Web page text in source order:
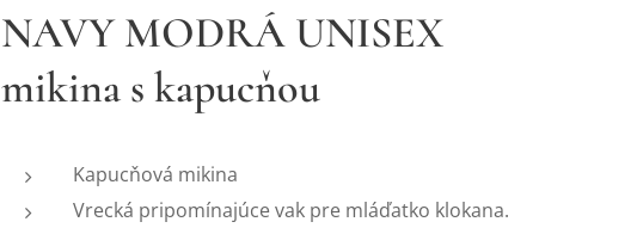
NAVY MODRÁ UNISEX
mikina s kapucňou
Kapucňová mikina
Vrecká pripomínajúce vak pre mláďatko klokana.